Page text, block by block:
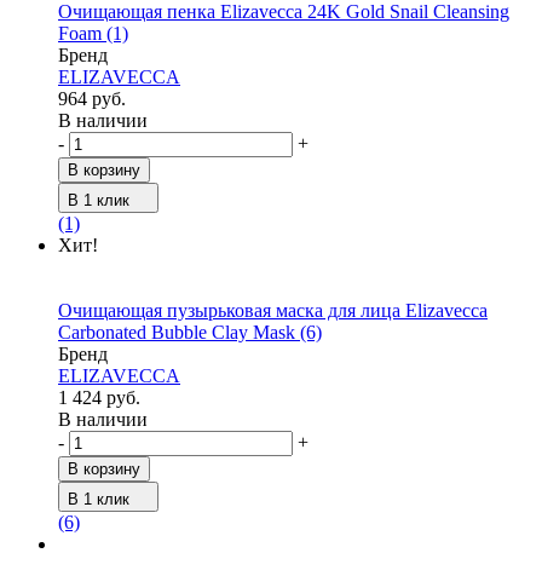
Очищающая пенка Elizavecca 24K Gold Snail Cleansing
Foam (1)
Бренд
ELIZAVECCA
964 руб.
В наличии
-
+
В корзину
В 1 клик
(1)
Хит!
Очищающая пузырьковая маска для лица Elizavecca
Сarbonated Bubble Clay Mask (6)
Бренд
ELIZAVECCA
1 424 руб.
В наличии
-
+
В корзину
В 1 клик
(6)